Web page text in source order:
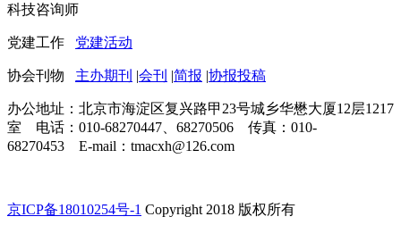
科技咨询师
党建工作 党建活动
协会刊物 主办期刊 |会刊 |简报 |协报投稿
办公地址：北京市海淀区复兴路甲23号城乡华懋大厦12层1217
室 电话：010-68270447、68270506 传真：010-
68270453 E-mail：tmacxh@126.com
京ICP备18010254号-1 Copyright 2018 版权所有